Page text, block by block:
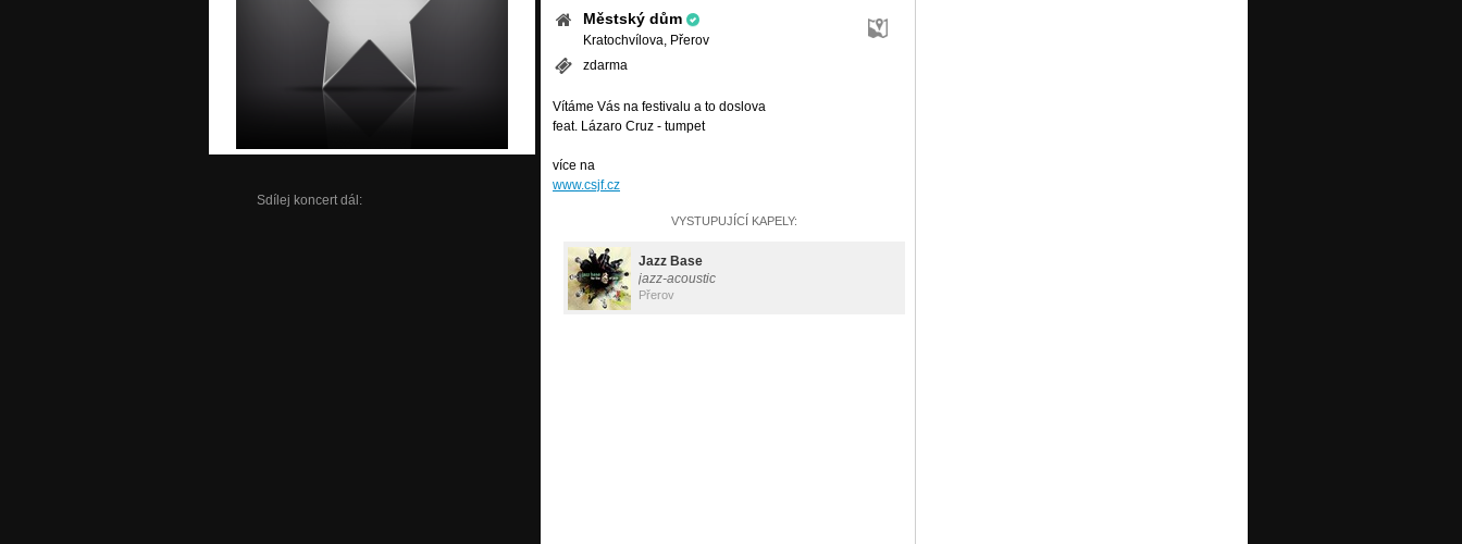
Sdílej koncert dál:
Městský dům
Kratochvílova, Přerov
zdarma
Vítáme Vás na festivalu a to doslova
feat. Lázaro Cruz - tumpet
více na
www.csjf.cz
VYSTUPUJÍCÍ KAPELY:
Jazz Base
jazz-acoustic
Přerov